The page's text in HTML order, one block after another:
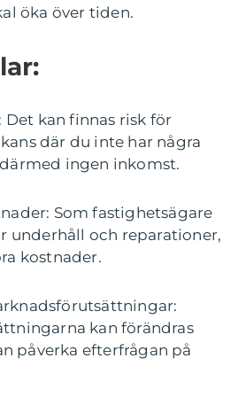
öka över tiden.
Det kan finnas risk för
där du inte har några
ingen inkomst.
Som fastighetsägare
underhåll och reparationer,
kostnader.
kan förändras
påverka efterfrågan på